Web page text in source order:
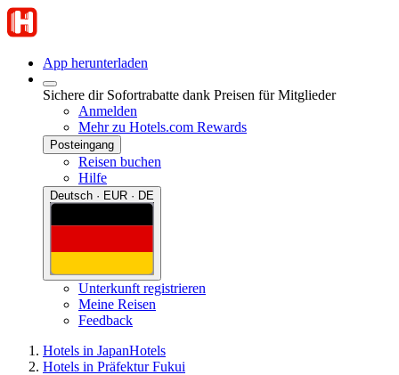
App herunterladen
Sichere dir Sofortrabatte dank Preisen für Mitglieder
Anmelden
Mehr zu Hotels.com Rewards
Posteingang
Reisen buchen
Hilfe
Deutsch · EUR · DE
Unterkunft registrieren
Meine Reisen
Feedback
Hotels in JapanHotels
Hotels in Präfektur Fukui